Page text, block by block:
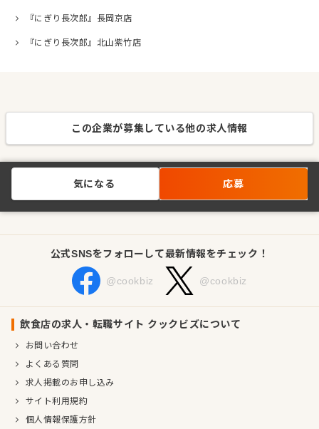
『にぎり長次郎』長岡京店
『にぎり長次郎』北山紫竹店
この企業が募集している他の求人情報
気になる 応募
公式SNSをフォローして最新情報をチェック！
@cookbiz @cookbiz
飲食店の求人・転職サイト クックビズについて
お問い合わせ
よくある質問
求人掲載のお申し込み
サイト利用規約
個人情報保護方針